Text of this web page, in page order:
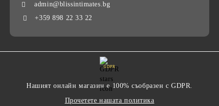
admin@blissintimates.bg
+359 898 22 33 22
GDPR
Нашият онлайн магазин е 100% съобразен с GDPR.
Прочетете нашата политика